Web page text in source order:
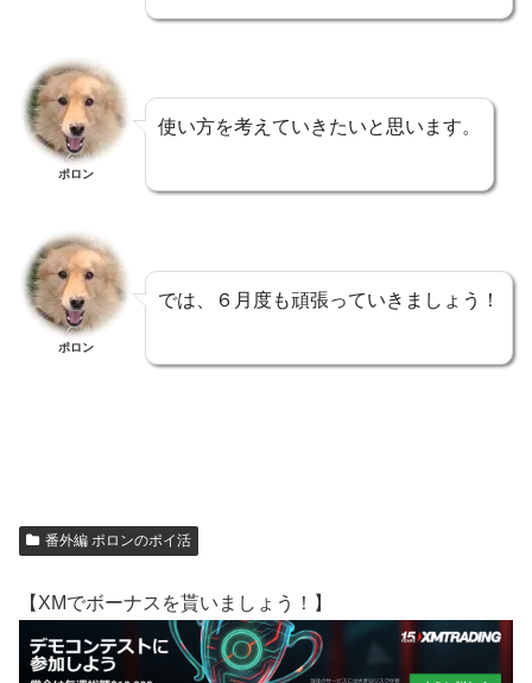
ポロン
使い方を考えていきたいと思います。
ポロン
では、６月度も頑張っていきましょう！
番外編 ポロンのポイ活
【XMでボーナスを貰いましょう！】